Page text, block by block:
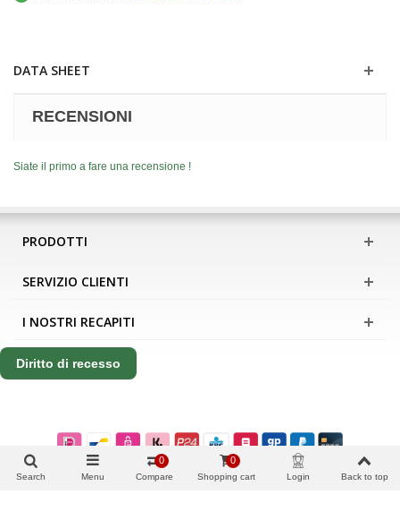
DATA SHEET
RECENSIONI
Siate il primo a fare una recensione !
PRODOTTI
SERVIZIO CLIENTI
I NOSTRI RECAPITI
Diritto di recesso
Copyright Apis International B.V.
Search Menu Compare
0
Shopping cart
0
Login Back to top